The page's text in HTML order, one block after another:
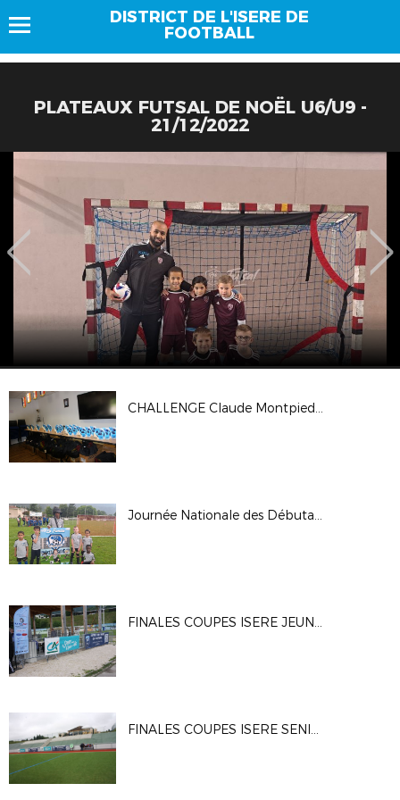
DISTRICT DE L'ISERE DE
FOOTBALL
PLATEAUX FUTSAL DE NOËL U6/U9 -
21/12/2022
CHALLENGE Claude Montpied 2024
Journée Nationale des Débutants 2024
FINALES COUPES ISERE JEUNES 2024
FINALES COUPES ISERE SENIORS 2024